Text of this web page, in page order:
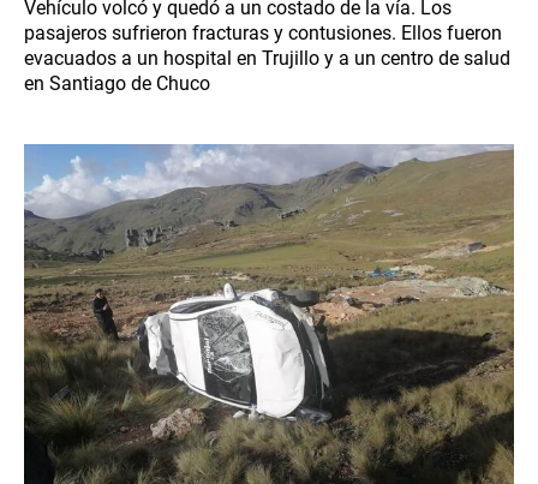
Vehículo volcó y quedó a un costado de la vía. Los
pasajeros sufrieron fracturas y contusiones. Ellos fueron
evacuados a un hospital en Trujillo y a un centro de salud
en Santiago de Chuco